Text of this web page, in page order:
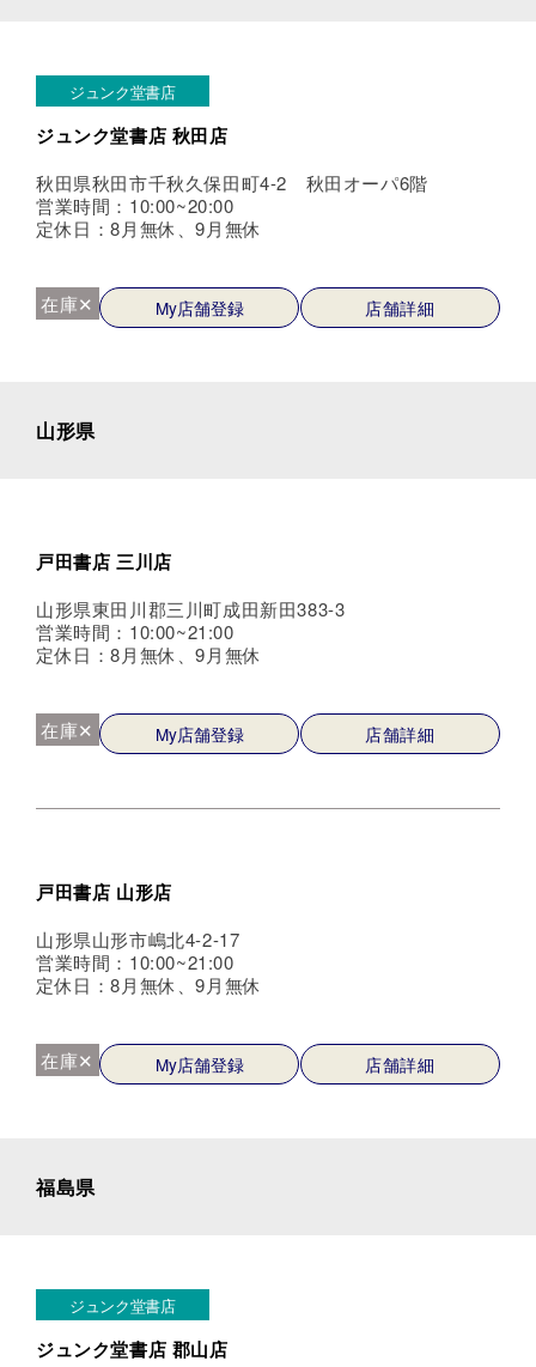
ジュンク堂書店
ジュンク堂書店 秋田店
秋田県秋田市千秋久保田町4-2 秋田オーパ6階
営業時間：10:00~20:00
定休日：8月無休、9月無休
在庫✕ My店舗登録 店舗詳細
山形県
戸田書店 三川店
山形県東田川郡三川町成田新田383-3
営業時間：10:00~21:00
定休日：8月無休、9月無休
在庫✕ My店舗登録 店舗詳細
戸田書店 山形店
山形県山形市嶋北4-2-17
営業時間：10:00~21:00
定休日：8月無休、9月無休
在庫✕ My店舗登録 店舗詳細
福島県
ジュンク堂書店
ジュンク堂書店 郡山店